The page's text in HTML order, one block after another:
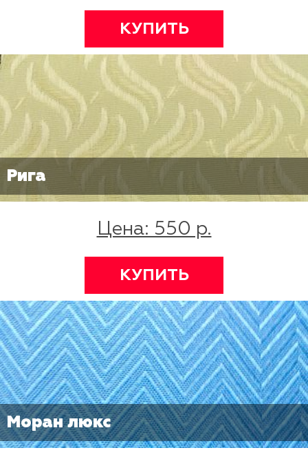
КУПИТЬ
Рига
Цена: 550 р.
КУПИТЬ
Моран люкс